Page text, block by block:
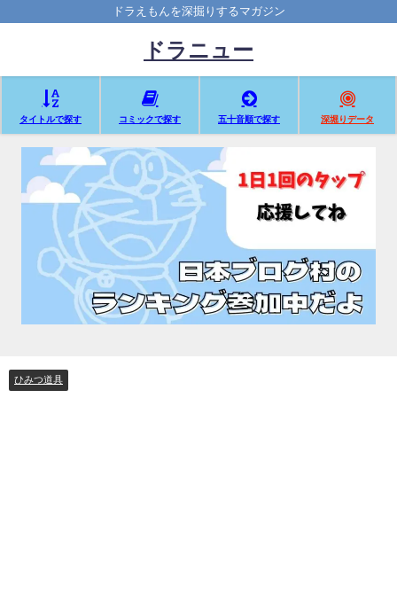
ドラえもんを深掘りするマガジン
ドラニュー
タイトルで探す コミックで探す 五十音順で探す 深堀りデータ
ひみつ道具